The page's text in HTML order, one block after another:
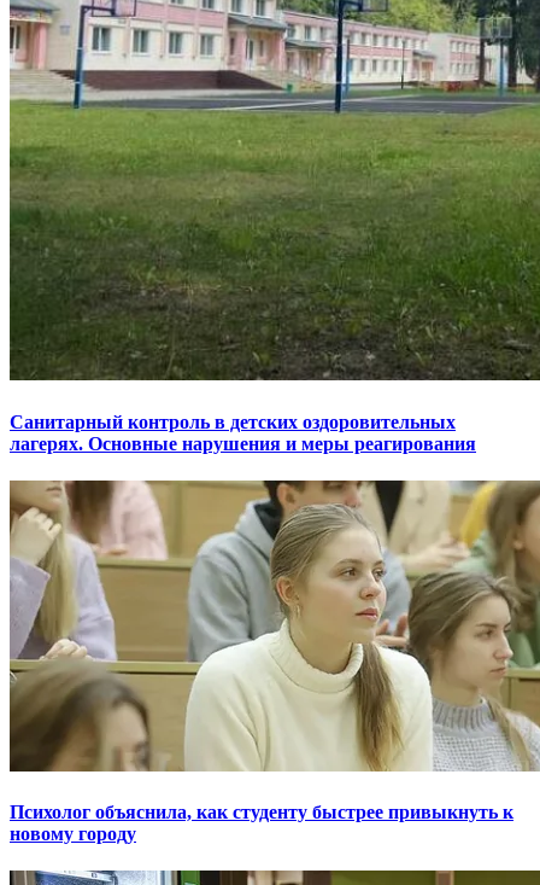
Санитарный контроль в детских оздоровительных
лагерях. Основные нарушения и меры реагирования
Психолог объяснила, как студенту быстрее привыкнуть к
новому городу